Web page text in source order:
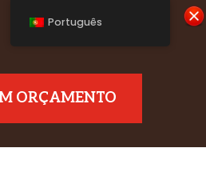
ORÇAMENTO
Português